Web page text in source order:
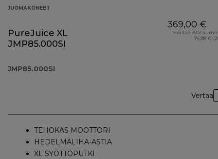
JUOMAKONEET
PureJuice XL
JMP85.000SI
JMP85.000SI
369,00 €
Sisältää ALV-
74,98 €
Vertaa
TEHOKAS MOOTTORI
HEDELMÄLIHA-ASTIA
XL SYÖTTÖPUTKI